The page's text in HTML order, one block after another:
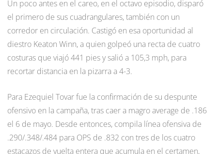
Un poco antes en el careo, en el octavo episodio, disparó
el primero de sus cuadrangulares, también con un
corredor en circulación. Castigó en esa oportunidad al
diestro Keaton Winn, a quien golpeó una recta de cuatro
costuras que viajó 441 pies y salió a 105,3 mph, para
recortar distancia en la pizarra a 4-3.
Para Ezequiel Tovar fue la confirmación de su despunte
ofensivo en la campaña, tras caer a magro average de .186
el 6 de mayo. Desde entonces, compila línea ofensiva de
.290/.348/.484 para OPS de .832 con tres de los cuatro
estacazos de vuelta entera que acumula en el certamen,